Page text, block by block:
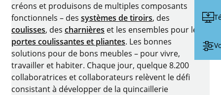
créons et produisons de multiples composants
fonctionnels – des systèmes de tiroirs, des
coulisses, des charnières et les ensembles pour les
portes coulissantes et pliantes. Les bonnes
solutions pour de bons meubles – pour vivre,
travailler et habiter. Chaque jour, quelque 8.200
collaboratrices et collaborateurs relèvent le défi
consistant à développer de la quincaillerie